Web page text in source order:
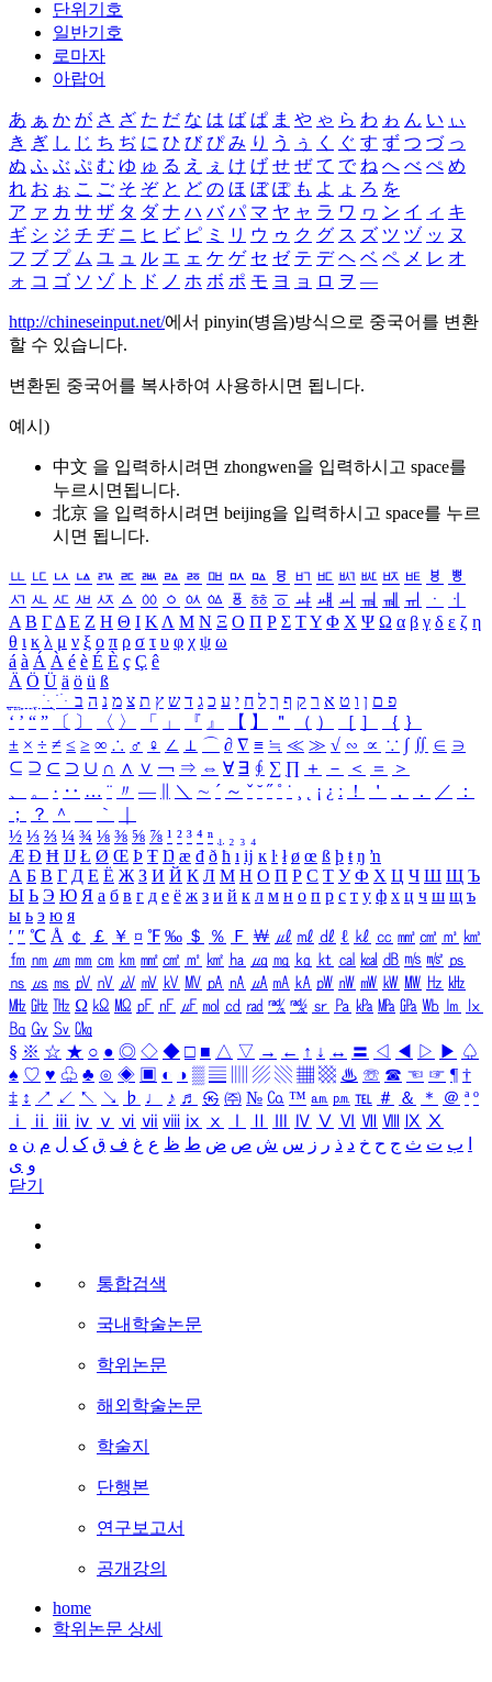
단위기호
일반기호
로마자
아랍어
あ ぁ か が さ ざ た だ な は ば ぱ ま や ゃ ら わ ゎ ん い ぃ
き ぎ し じ ち ぢ に ひ び ぴ み り う ぅ く ぐ す ず つ づ っ
ぬ ふ ぶ ぷ む ゆ ゅ る え ぇ け げ せ ぜ て で ね へ べ ぺ め
れ お ぉ こ ご そ ぞ と ど の ほ ぼ ぽ も よ ょ ろ を
ア ァ カ サ ザ タ ダ ナ ハ バ パ マ ヤ ャ ラ ワ ヮ ン イ ィ キ
ギ シ ジ チ ヂ ニ ヒ ビ ピ ミ リ ウ ゥ ク グ ス ズ ツ ヅ ッ ヌ
フ ブ プ ム ユ ュ ル エ ェ ケ ゲ セ ゼ テ デ ヘ ベ ペ メ レ オ
ォ コ ゴ ソ ゾ ト ド ノ ホ ボ ポ モ ヨ ョ ロ ヲ ―
http://chineseinput.net/에서 pinyin(병음)방식으로 중국어를 변환
할 수 있습니다.
변환된 중국어를 복사하여 사용하시면 됩니다.
예시)
中文 을 입력하시려면 zhongwen을 입력하시고 space를
누르시면됩니다.
北京 을 입력하시려면 beijing을 입력하시고 space를 누르
시면 됩니다.
ㅥ ㅦ ㅧ ㅨ ㅩ ㅪ ㅫ ㅬ ㅭ ㅮ ㅯ ㅰ ㅱ ㅲ ㅳ ㅴ ㅵ ㅶ ㅷ ㅸ
ㅹ
ㅺ ㅻ ㅼ ㅽ ㅾ ㅿ ㆀ ㆁ ㆂ ㆃ ㆄ ㆅ ㆆ ㆇ ㆈ ㆉ ㆊ ㆋ ㆌ ㆍ
ㆎ
Α Β ΓΔ Ε Ζ Η Θ Ι ΚΛ Μ Ν Ξ Ο Π Ρ Σ ΤΥ Φ Χ Ψ Ω α β γ δ ε ζ η
θ ι κ λ μ ν ξ ο π ρ σ τ υ φ χ ψ ω
á à Á À é è É È ç Ç ê
Ä Ö Ü ä ö ü ß
ִֶֹ ֻּ ׁׂ פ ם ן ו ט א ר ק ף ך ל ח י ע כ ג ד ש ץ ת צ מ נ ה ב
‘ ’ “ ” 〔 〕 〈 〉 「 」 『 』 【 】 ＂ （ ） ［ ］ ｛ ｝
± × ÷ ≠ ≤ ≥ ∞ ∴ ♂ ♀ ∠ ⊥ ⌒ ∂ ∇ ≡ ≒ ≪ ≫ √ ∽ ∝ ∵ ∫ ∬ ∈ ∋
⊆ ⊇ ⊂ ⊃ ∪ ∩ ∧ ∨ ￢ ⇒ ⇔ ∀ ∃ ∮ ∑ ∏ ＋ － ＜ ＝
＞
、
。 · ‥ … ¨ 〃 ― ＼ ∼ ´ ～ ˇ ˘ ˝ ˚ ˙ ¸ ¡ ¿ ː ！ ＇ ， ． ／
：
；
？ ＾ ｀
½ ⅓ ⅔ ¼ ¾ ⅛ ⅜ ⅝ ⅞ ¹ ² ³ ⁴ ⁿ ₁ ₂ ₃ ₄
Æ Ð Ħ Ĳ Ł Ø Œ Þ Ŧ Ŋ æ đ ð ħ ı ĳ ĸ ŀ ł ø œ ß þ ŧ ŋ ŉ
А Б В Г Д Е Ё Ж З И Й К Л М Н О П Р С Т У Ф Х Ц Ч Ш Щ Ъ
Ы Ь Э Ю Я а б в г д е ё ж з и й к л м н о п р с т у ф х ц ч ш щ ъ
ы ь э ю я
′ ″ ℃ Å ￠ ￡ ￥ ¤ ℉ ‰ ＄ ％ Ｆ ￦ ㎕ ㎖ ㎗ ℓ ㎘ ㏄ ㎣ ㎤ ㎥ ㎦
㎙ ㎚ ㎛ ㎜ ㎝ ㎞ ㎟ ㎠ ㎡ ㎢ ㏊ ㎍ ㎎ ㎏ ㏏ ㎈ ㎉ ㏈ ㎧ ㎨ ㎰
㎱ ㎲ ㎳ ㎴ ㎵ ㎶ ㎷ ㎸ ㎹ ㎀ ㎁ ㎂ ㎃ ㎄ ㎺ ㎻ ㎽ ㎾ ㎿ ㎐ ㎑
㎒ ㎓ ㎔ Ω ㏀ ㏁ ㎊ ㎋ ㎌ ㏖ ㏅ ㎭ ㎮ ㎯ ㏛ ㎩ ㎪ ㎫ ㎬ ㏝ ㏐
㏓
㏃ ㏉ ㏜ ㏆
§ ※ ☆ ★ ○ ● ◎ ◇ ◆ □ ■ △ ▽ → ← ↑ ↓ ↔ 〓 ◁ ◀ ▷ ▶ ♤
♠ ♡ ♥ ♧ ♣ ⊙ ◈ ▣ ◐ ◑ ▒ ▤ ▨ ▧ ▦ ▩ ♨ ☏ ☎ ☜ ☞ ¶ †
‡ ↕ ↗ ↙ ↖ ↘ ♭ ♩ ♪ ♬ ㉿ ㈜ № ㏇ ™ ㏂ ㏘ ℡ ＃ ＆ ＊ ＠ ª º
ⅰ
ⅱ ⅲ ⅳ ⅴ ⅵ ⅶ ⅷ ⅸ ⅹ Ⅳ Ⅴ Ⅵ Ⅶ Ⅷ Ⅸ Ⅹ
ب ت ث ج ح خ د ذ ر ز س ش ص ض ط ظ ع غ ف ق ک ل م ن ه
و ی
닫기
통합검색
국내학술논문
학위논문
해외학술논문
학술지
단행본
연구보고서
공개강의
home
학위논문 상세